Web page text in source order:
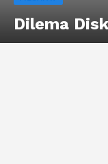
Dilema